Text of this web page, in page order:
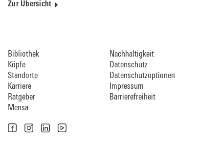
Zur Übersicht
Bibliothek
Köpfe
Standorte
Karriere
Ratgeber
Mensa
Nachhaltigkeit
Datenschutz
Datenschutzoptionen
Impressum
Barrierefreiheit